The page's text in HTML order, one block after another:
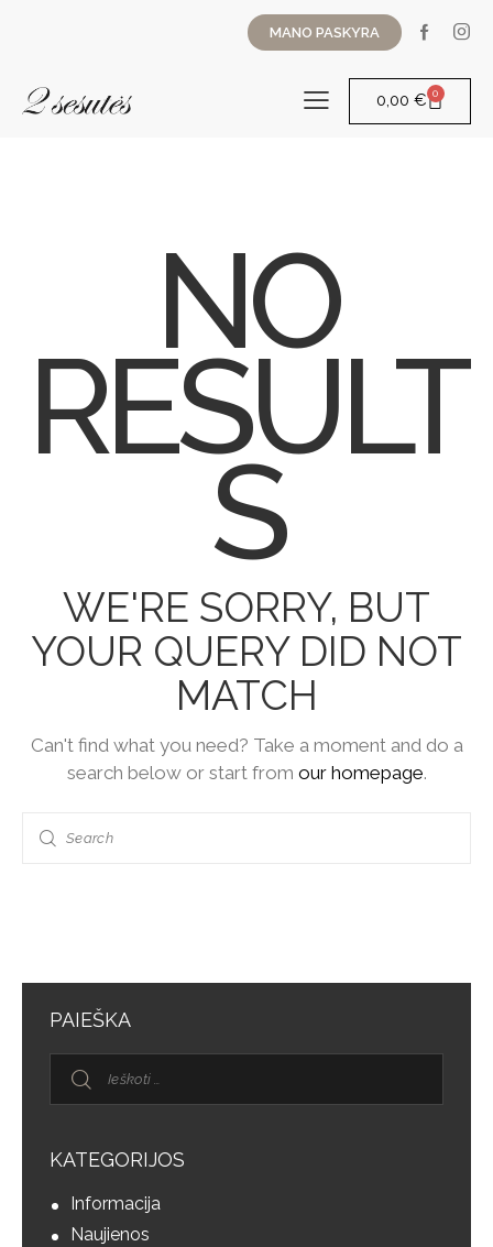
MANO PASKYRA
0,00 € 0
NO
RESULT
S
WE'RE SORRY, BUT
YOUR QUERY DID NOT
MATCH
Can't find what you need? Take a moment and do a
search below or start from our homepage.
PAIEŠKA
KATEGORIJOS
Informacija
Naujienos